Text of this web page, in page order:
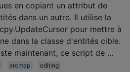
en copiant un attribut de
dans un autre. Il utilise la
pour mettre à
dans la classe d'entités cible.
maintenant, ce script de …
arcmap editing